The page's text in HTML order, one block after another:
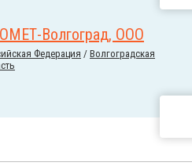
Волгоград, ООО
Федерация / Волгоградская